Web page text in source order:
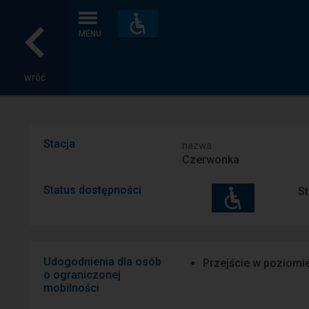
wróć
MENU
Dostępność
i
Stacja nazwa
Czerwonka
Status dostępności
Udogodnienia dla osób
o ograniczonej
mobilności
Przejście w